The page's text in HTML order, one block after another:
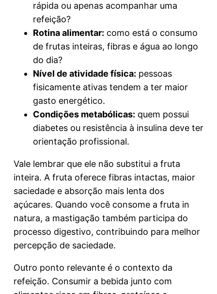
rápida ou apenas acompanhar uma
refeição?
Rotina alimentar: como está o consumo
de frutas inteiras, fibras e água ao longo
do dia?
Nível de atividade física: pessoas
fisicamente ativas tendem a ter maior
gasto energético.
Condições metabólicas: quem possui
diabetes ou resistência à insulina deve ter
orientação profissional.
Vale lembrar que ele não substitui a fruta
inteira. A fruta oferece fibras intactas, maior
saciedade e absorção mais lenta dos
açúcares. Quando você consome a fruta in
natura, a mastigação também participa do
processo digestivo, contribuindo para melhor
percepção de saciedade.
Outro ponto relevante é o contexto da
refeição. Consumir a bebida junto com